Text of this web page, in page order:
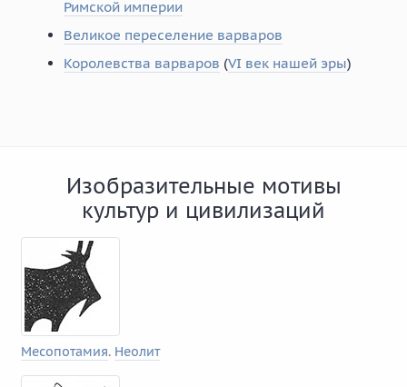
Римской империи
Великое переселение варваров
Королевства варваров (VI век нашей эры)
Изобразительные мотивы
культур и цивилизаций
Месопотамия. Неолит